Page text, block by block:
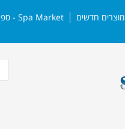
מוצרים חדשים Spa Market - ספא מרקט | צרו קשר